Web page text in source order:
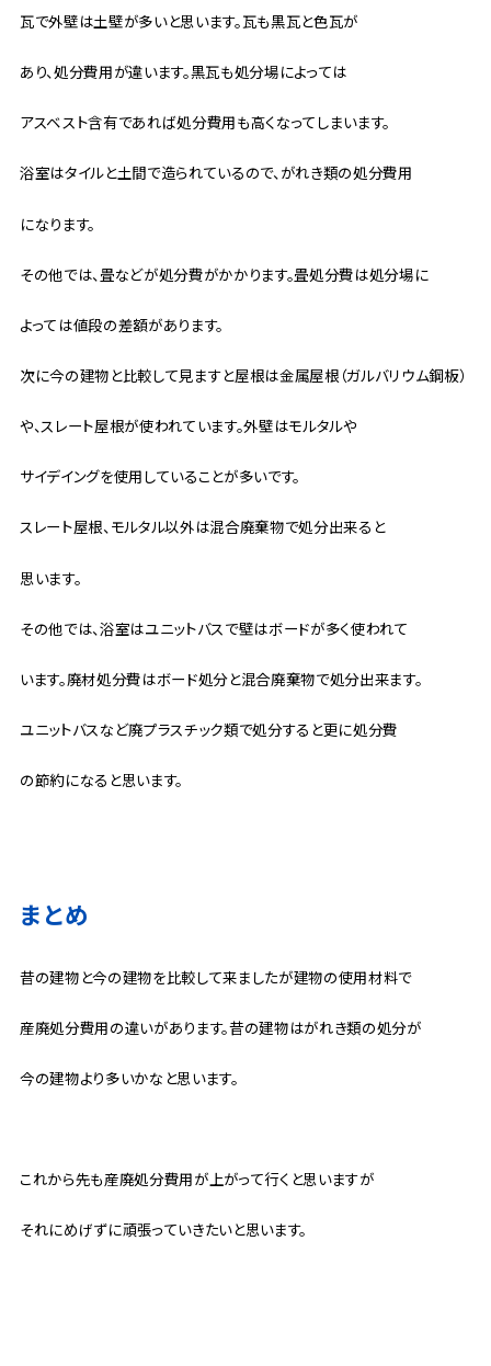
瓦で外壁は土壁が多いと思います。瓦も黒瓦と色瓦が
あり、処分費用が違います。黒瓦も処分場によっては
アスベスト含有であれば処分費用も高くなってしまいます。
浴室はタイルと土間で造られているので、がれき類の処分費用
になります。
その他では、畳などが処分費がかかります。畳処分費は処分場に
よっては値段の差額があります。
次に今の建物と比較して見ますと屋根は金属屋根（ガルバリウム鋼板）
や、スレート屋根が使われています。外壁はモルタルや
サイデイングを使用していることが多いです。
スレート屋根、モルタル以外は混合廃棄物で処分出来ると
思います。
その他では、浴室はユニットバスで壁はボードが多く使われて
います。廃材処分費はボード処分と混合廃棄物で処分出来ます。
ユニットバスなど廃プラスチック類で処分すると更に処分費
の節約になると思います。
まとめ
昔の建物と今の建物を比較して来ましたが建物の使用材料で
産廃処分費用の違いがあります。昔の建物はがれき類の処分が
今の建物より多いかなと思います。
これから先も産廃処分費用が上がって行くと思いますが
それにめげずに頑張っていきたいと思います。